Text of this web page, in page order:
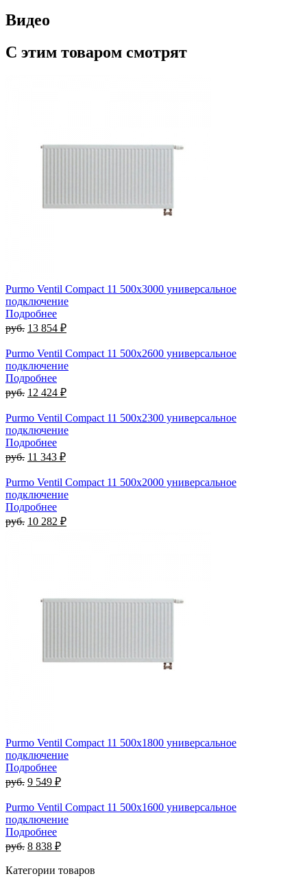
Видео
С этим товаром смотрят
Purmo Ventil Compact 11 500х3000 универсальное
подключение
Подробнее
руб. 13 854 ₽
Purmo Ventil Compact 11 500х2600 универсальное
подключение
Подробнее
руб. 12 424 ₽
Purmo Ventil Compact 11 500х2300 универсальное
подключение
Подробнее
руб. 11 343 ₽
Purmo Ventil Compact 11 500х2000 универсальное
подключение
Подробнее
руб. 10 282 ₽
Purmo Ventil Compact 11 500х1800 универсальное
подключение
Подробнее
руб. 9 549 ₽
Purmo Ventil Compact 11 500х1600 универсальное
подключение
Подробнее
руб. 8 838 ₽
Категории товаров